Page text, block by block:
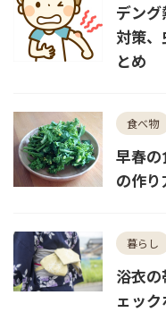
デン
対策
とめ
食べ物
早春の
の作り
暮らし
浴衣
ェック